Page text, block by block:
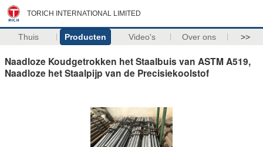
TORICH INTERNATIONAL LIMITED
Thuis Producten Video's Over ons >>
Naadloze Koudgetrokken het Staalbuis van ASTM A519,
Naadloze het Staalpijp van de Precisiekoolstof